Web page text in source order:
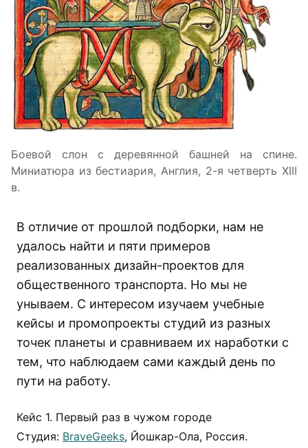
Боевой слон с деревянной башней на спине.
Миниатюра из бестиария, Англия, 2-я четверть XIII
в.
В отличие от прошлой подборки, нам не
удалось найти и пяти примеров
реализованных дизайн-проектов для
общественного транспорта. Но мы не
унываем. С интересом изучаем учебные
кейсы и промопроекты студий из разных
точек планеты и сравниваем их наработки с
тем, что наблюдаем сами каждый день по
пути на работу.
Кейс 1. Первый раз в чужом городе
Студия: BraveGeeks, Йошкар-Ола, Россия.